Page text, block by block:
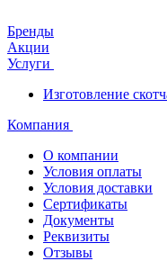
Бренды
Акции
Услуги
Изготовление
Компания
О компании
Условия оплаты
Условия доставки
Сертификаты
Документы
Реквизиты
Отзывы